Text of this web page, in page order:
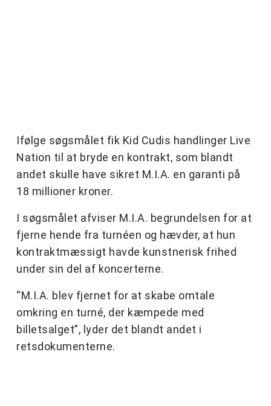
Ifølge søgsmålet fik Kid Cudis handlinger Live
Nation til at bryde en kontrakt, som blandt
andet skulle have sikret M.I.A. en garanti på
18 millioner kroner.
I søgsmålet afviser M.I.A. begrundelsen for at
fjerne hende fra turnéen og hævder, at hun
kontraktmæssigt havde kunstnerisk frihed
under sin del af koncerterne.
“M.I.A. blev fjernet for at skabe omtale
omkring en turné, der kæmpede med
billetsalget”, lyder det blandt andet i
retsdokumenterne.